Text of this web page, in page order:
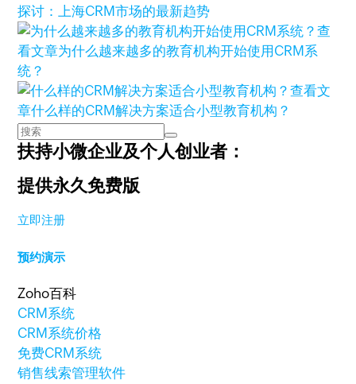
探讨：上海CRM市场的最新趋势
查
看文章为什么越来越多的教育机构开始使用CRM系
统？
查看文
章什么样的CRM解决方案适合小型教育机构？
扶持小微企业及个人创业者：
提供永久免费版
立即注册
预约演示
Zoho百科
CRM系统
CRM系统价格
免费CRM系统
销售线索管理软件